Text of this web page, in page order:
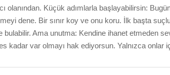
olanından. Küçük adımlarla başlayabilirsin:
dene. Bir sınır koy ve onu koru. İlk başta
bulabilir. Ama unutma: Kendine ihanet etmeden
kadar var olmayı hak ediyorsun. Yalnızca onlar